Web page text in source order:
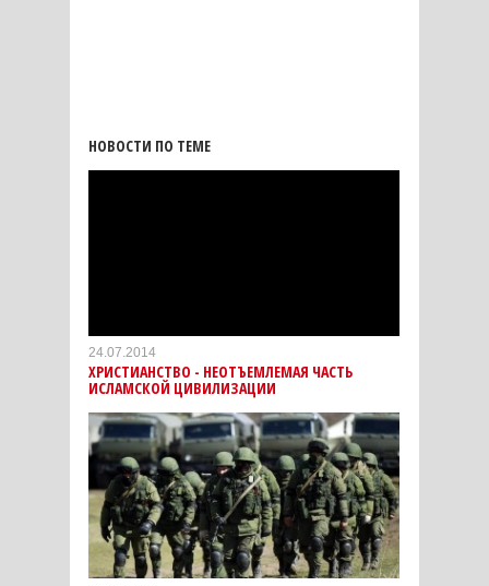
НОВОСТИ ПО ТЕМЕ
24.07.2014
ХРИСТИАНСТВО - НЕОТЪЕМЛЕМАЯ ЧАСТЬ
ИСЛАМСКОЙ ЦИВИЛИЗАЦИИ